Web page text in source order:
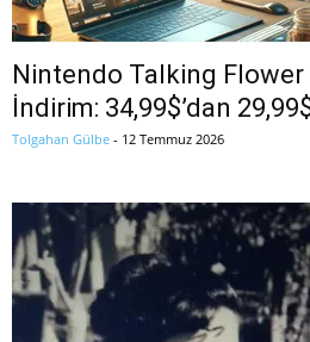
Nintendo Talking Flower
İndirim: 34,99$’dan
Tolgahan Gülbe - 12 Temmuz 2026